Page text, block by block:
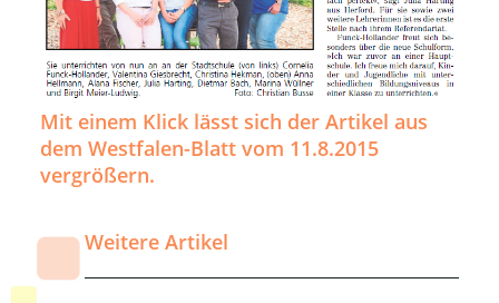
Mit einem Klick lässt sich der Artikel aus
dem Westfalen-Blatt vom 11.8.2015
vergrößern.
Weitere Artikel